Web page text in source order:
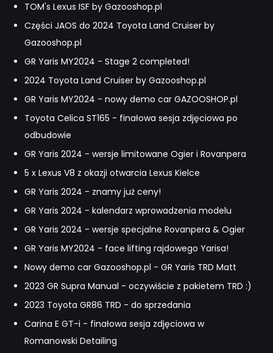
TOM's Lexus ISF by Gazooshop.pl
Części JAOS do 2024 Toyota Land Cruiser by
Gazooshop.pl
GR Yaris MY2024 - Stage 2 completed!
2024 Toyota Land Cruiser by Gazooshop.pl
GR Yaris MY2024 - nowy demo car GAZOOSHOP.pl
Toyota Celica ST165 - finałowa sesja zdjęciowa po
odbudowie
GR Yaris 2024 - wersje limitowane Ogier i Rovanpera
5 x Lexus V8 z okazji otwarcia Lexus Kielce
GR Yaris 2024 - znamy już ceny!
GR Yaris 2024 - kalendarz wprowadzenia modelu
GR Yaris 2024 - wersje specjalne Rovanpera & Ogier
GR Yaris MY2024 - face lifting rajdowego Yarisa!
Nowy demo car Gazooshop.pl - GR Yaris TRD Matt
2023 GR Supra Manual - oczywiście z pakietem TRD :)
2023 Toyota GR86 TRD - do sprzedania
Carina E GT-i - finałowa sesja zdjęciowa w
Romanowski Detailing